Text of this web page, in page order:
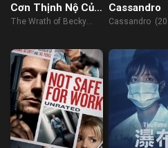
Cơn Thịnh Nộ Của
Becky
The Wrath of Becky
Cassandro
Cassandro